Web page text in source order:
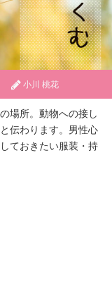
小川 桃花
場所。動物への接し
伝わります。男性心
ておきたい服装・持